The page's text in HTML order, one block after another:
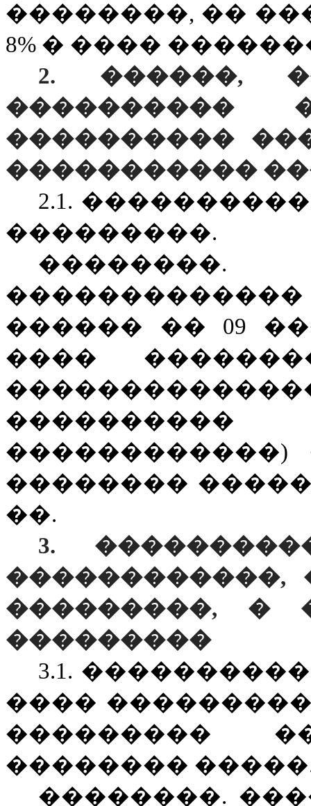
��������, ��
8% � ����
2. ������,
����������
����������
�����������
2.1.
���������.
������ �� 09
����
����������
��������
��.
3.
���������, �
���������
3.1.
����
���������
��������
��������.